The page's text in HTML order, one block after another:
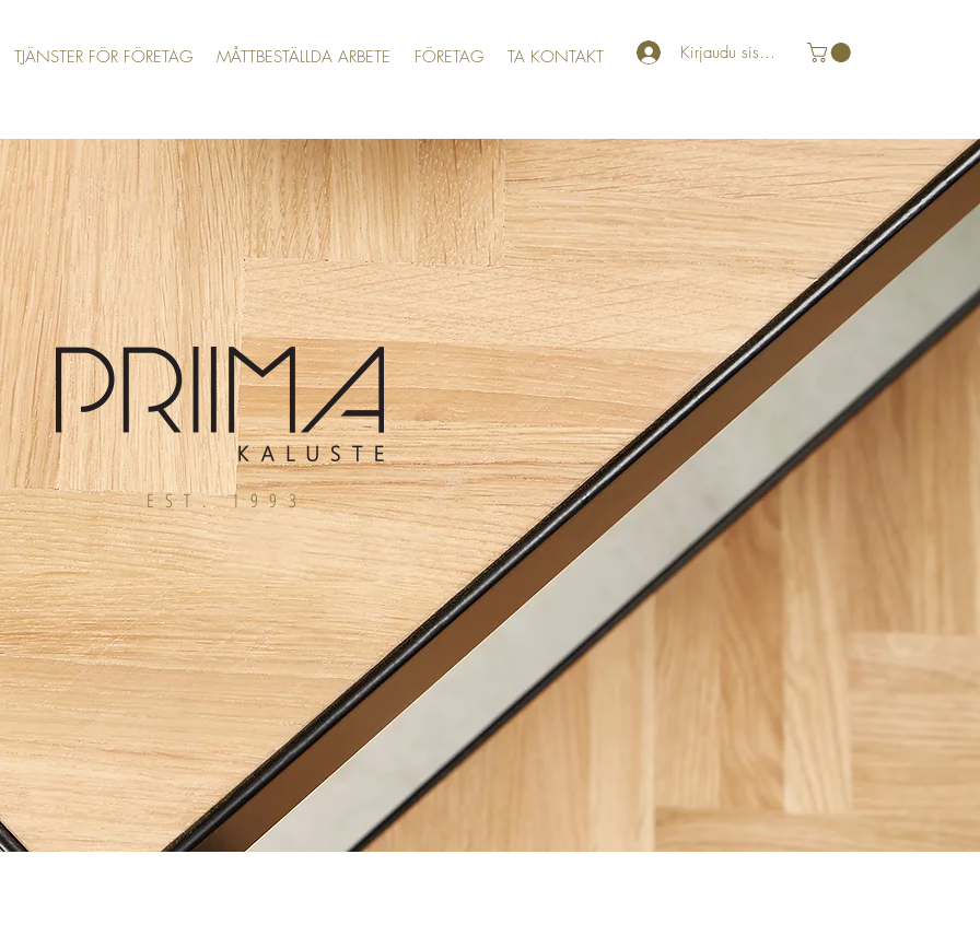
TJÄNSTER FÖR FÖRETAG MÅTTBESTÄLLDA ARBETE FÖRETAG TA KONTAKT Kirjaudu sisään
EST. 1993